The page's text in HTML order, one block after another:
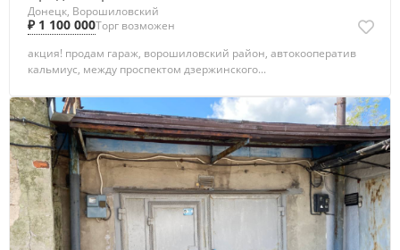
Донецк, Ворошиловский
₽ 1 100 000Торг возможен
акция! продам гараж, ворошиловский район, автокооператив
кальмиус, между проспектом дзержинского...